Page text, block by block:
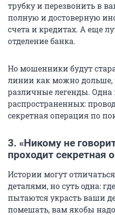
трубку и перезвонить в
полную и достоверную
счета и кредитах. А еще
отделение банка.
Но мошенники будут
линии как можно дольше,
различные легенды. Одна
распространенных:
секретная операция по
3. «Никому не
проходит секретная
Истории могут
деталями, но суть одна:
пытаются украсть ваши
помешать, вам якобы